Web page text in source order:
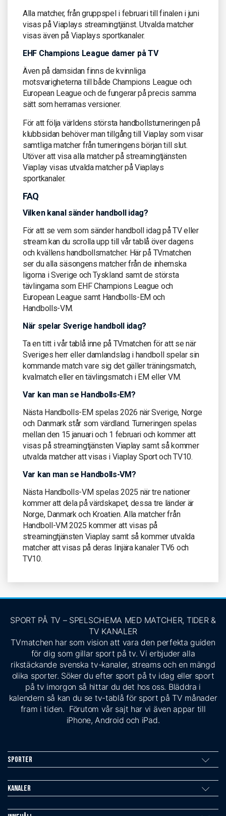
Alla matcher, från gruppspel i februari till finalen i juni
visas på Viaplays streamingtjänst. Utvalda matcher
visas även på Viaplays sportkanaler.
EHF Champions League damer på TV
Även på damsidan finns de kvinnliga
motsvarigheterna till både Champions League och
European League och de fungerar på precis samma
sätt som herrarnas versioner.
För att följa världens största handbollsturneringen på
klubbsidan behöver man tillgång till Viaplay som visar
samtliga matcher från turneringens början till slut.
Utöver att visa alla matcher på streamingtjänsten
Viaplay visas utvalda matcher på Viaplays
sportkanaler.
FAQ
Vilken kanal sänder handboll idag?
För att se vem som sänder handboll idag på TV eller
stream kan du scrolla upp till vår tablå över dagens
och kvällens handbollsmatcher. Här på TVmatchen
ser du alla säsongens matcher från de inhemska
ligorna i Sverige och Tyskland samt de största
tävlingarna som EHF Champions League och
European League samt Handbolls-EM och
Handbolls-VM.
När spelar Sverige handboll idag?
Ta en titt i vår tablå inne på TVmatchen för att se när
Sveriges herr eller damlandslag i handboll spelar sin
kommande match vare sig det gäller träningsmatch,
kvalmatch eller en tävlingsmatch i EM eller VM.
Var kan man se Handbolls-EM?
Nästa Handbolls-EM spelas 2026 när Sverige, Norge
och Danmark står som värdland. Turneringen spelas
mellan den 15 januari och 1 februari och kommer att
visas på streamingtjänsten Viaplay samt så kommer
utvalda matcher att visas i Viaplay Sport och TV10.
Var kan man se Handbolls-VM?
Nästa Handbolls-VM spelas 2025 när tre nationer
kommer att dela på värdskapet, dessa tre länder är
Norge, Danmark och Kroatien. Alla matcher från
Handboll-VM 2025 kommer att visas på
streamingtjänsten Viaplay samt så kommer utvalda
matcher att visas på deras linjära kanaler TV6 och
TV10.
SPORT PÅ TV – SPELSCHEMA MED MATCHER, TIDER &
TV KANALER
TVmatchen har som vision att vara den perfekta guiden
för dig som gillar sport på tv. Vi erbjuder alla
rikstäckande svenska tv-kanaler, streams och en mängd
olika sporter. Söker du efter sport på tv idag eller sport
på tv imorgon så hittar du det hos oss. Bläddra i
kalendern så kan du se tv-tablå för sport på TV månader
fram i tiden. Förutom vår sajt har vi även appar till
iPhone, Android och iPad.
Sporter
Kanaler